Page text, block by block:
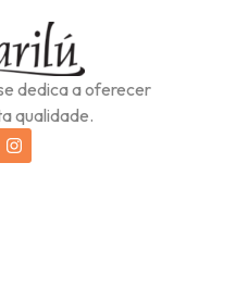
dedica a oferecer
qualidade.